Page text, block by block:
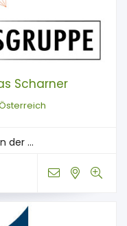
Scharner
der ...